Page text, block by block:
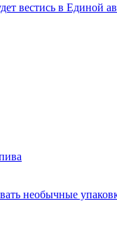
вестись в Единой
необычные